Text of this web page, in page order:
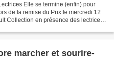
Elle se termine (enfin) pour
de la remise du Prix le mercredi 12
Collection en présence des lectrices
marcher et sourire-